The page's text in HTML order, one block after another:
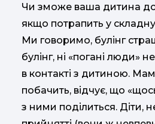
Чи зможе ваша дитина
якщо потрапить у
Ми говоримо, булінг
булінг, ні «погані люди»
в контакті з дитиною.
побачить, відчує, що
з ними поділиться. Діти,